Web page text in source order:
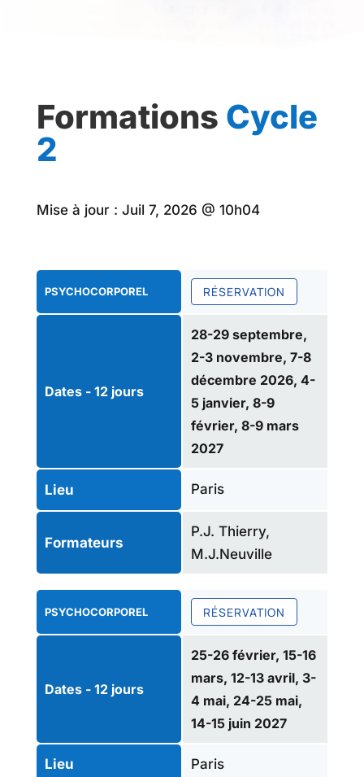
Formations Cycle
2
Mise à jour : Juil 7, 2026 @ 10h04
PSYCHOCORPOREL
Dates - 12 jours
Lieu
Formateurs
RÉSERVATION
28-29 septembre,
2-3 novembre, 7-8
décembre 2026, 4-
5 janvier, 8-9
février, 8-9 mars
2027
Paris
P.J. Thierry,
M.J.Neuville
PSYCHOCORPOREL
Dates - 12 jours
Lieu
RÉSERVATION
25-26 février, 15-16
mars, 12-13 avril, 3-
4 mai, 24-25 mai,
14-15 juin 2027
Paris